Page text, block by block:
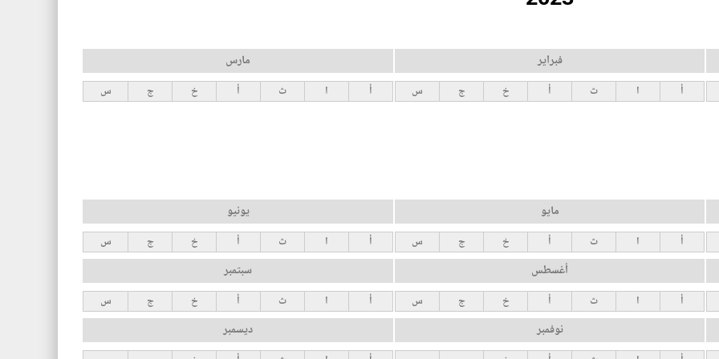
فبراير
أ ا ث أ خ ج س
مارس
أ ا ث أ خ ج س
مايو
أ ا ث أ خ ج س
يونيو
أ ا ث أ خ ج س
أغسطس
أ ا ث أ خ ج س
سبتمبر
أ ا ث أ خ ج س
نوفمبر ديسمبر